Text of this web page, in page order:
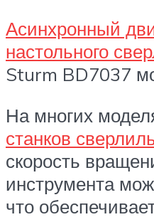
Асинхронный
настольного
Sturm BD7037
На многих
станков
скорость
инструмента
что